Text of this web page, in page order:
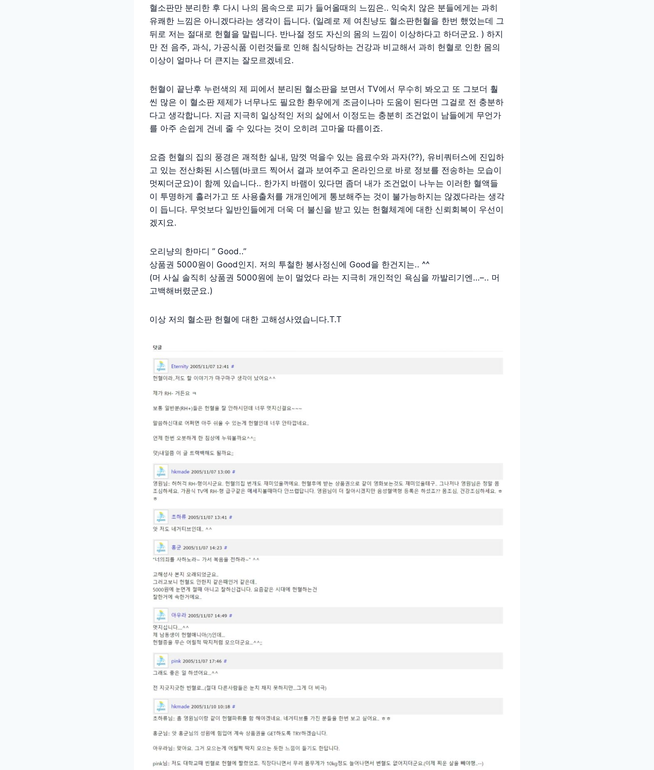
혈소판만 분리한 후 다시 나의 몸속으로 피가 들어올때의 느낌은.. 익숙치 않은 분들에게는 과히
유쾌한 느낌은 아니겠다라는 생각이 듭니다. (일례로 제 여친냥도 혈소판헌혈을 한번 했었는데 그
뒤로 저는 절대로 헌혈을 말립니다. 반나절 정도 자신의 몸의 느낌이 이상하다고 하더군요. ) 하지
만 전 음주, 과식, 가공식품 이런것들로 인해 침식당하는 건강과 비교해서 과히 헌혈로 인한 몸의
이상이 얼마나 더 큰지는 잘모르겠네요.
헌혈이 끝난후 누런색의 제 피에서 분리된 혈소판을 보면서 TV에서 무수히 봐오고 또 그보더 훨
씬 많은 이 혈소판 제제가 너무나도 필요한 환우에게 조금이나마 도움이 된다면 그걸로 전 충분하
다고 생각합니다. 지금 지극히 일상적인 저의 삶에서 이정도는 충분히 조건없이 남들에게 무언가
를 아주 손쉽게 건네 줄 수 있다는 것이 오히려 고마울 따름이죠.
요즘 헌혈의 집의 풍경은 괘적한 실내, 맘껏 먹을수 있는 음료수와 과자(??), 유비쿼터스에 진입하
고 있는 전산화된 시스템(바코드 찍어서 결과 보여주고 온라인으로 바로 정보를 전송하는 모습이
멋찌더군요)이 함께 있습니다.. 한가지 바램이 있다면 좀더 내가 조건없이 나누는 이러한 혈액들
이 투명하게 흘러가고 또 사용출처를 개개인에게 통보해주는 것이 불가능하지는 않겠다라는 생각
이 듭니다. 무엇보다 일반인들에게 더욱 더 불신을 받고 있는 헌혈체계에 대한 신뢰회복이 우선이
겠지요.
오리냥의 한마디 ” Good..”
상품권 5000원이 Good인지. 저의 투철한 봉사정신에 Good을 한건지는.. ^^
(머 사실 솔직히 상품권 5000원에 눈이 멀었다 라는 지극히 개인적인 욕심을 까발리기엔…–.. 머
고백해버렸군요.)
이상 저의 혈소판 헌혈에 대한 고해성사였습니다.T.T